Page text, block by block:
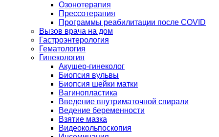
Озонотерапия
Прессотерапия
Программы реабилитации после СOVID
Вызов врача на дом
Гастроэнтерология
Гематология
Гинекология
Акушер-гинеколог
Биопсия вульвы
Биопсия шейки матки
Вагинопластика
Введение внутриматочной спирали
Ведение беременности
Взятие мазка
Видеокольпоскопия